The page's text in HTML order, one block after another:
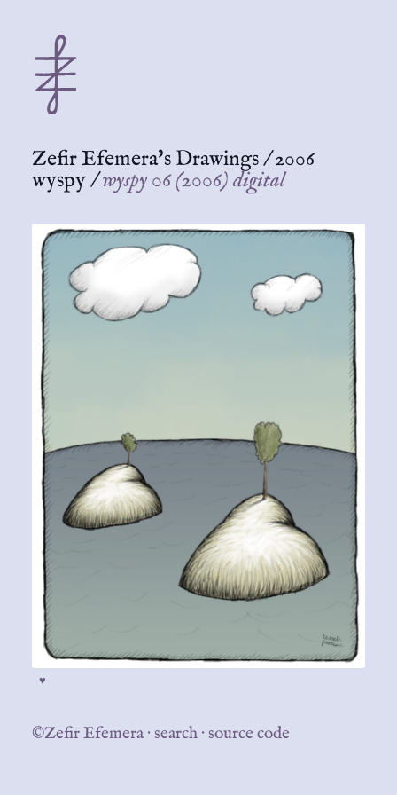
Zefir Efemera's Drawings/2006
wyspy/wyspy 06 (2006) digital
♥
©Zefir Efemera ·search ·source code